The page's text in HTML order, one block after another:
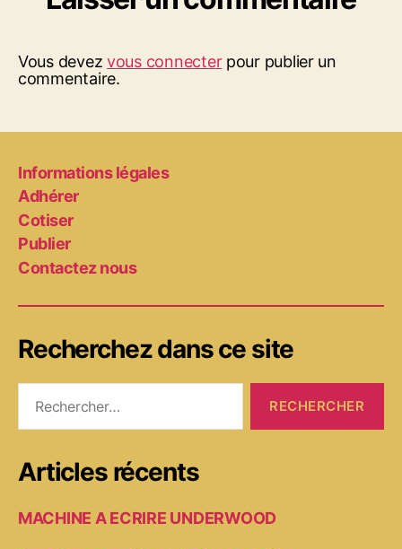
Vous devezvous connecterpour publier un
commentaire.
Informations légales
Adhérer
Cotiser
Publier
Contactez nous
Recherchez dans ce site
Articles récents
MACHINE A ECRIRE UNDERWOOD